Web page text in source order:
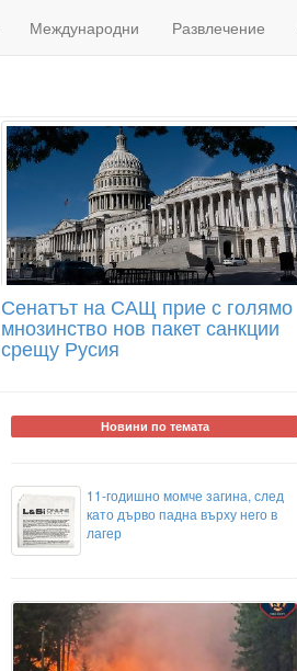
Международни Развлечение
Сенатът на САЩ прие с голямо
мнозинство нов пакет санкции
срещу Русия
Новини по темата
11-годишно момче загина, след
като дърво падна върху него в
лагер